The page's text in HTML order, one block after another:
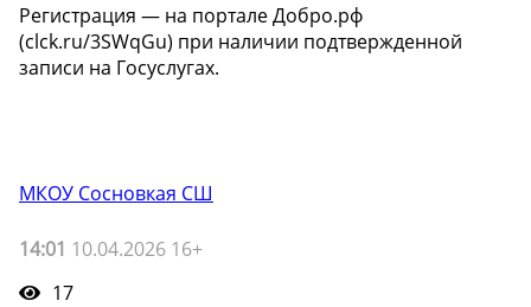
Регистрация — на портале Добро.рф
(clck.ru/3SWqGu) при наличии подтвержденной
записи на Госуслугах.
МКОУ Сосновкая СШ
14:01 10.04.2026 16+
17